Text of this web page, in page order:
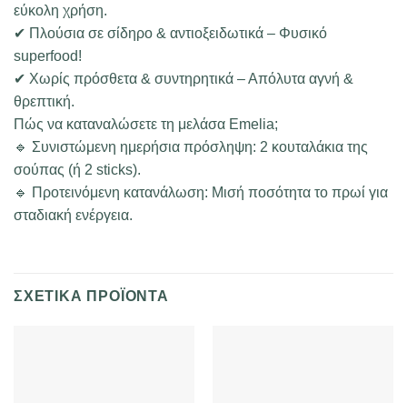
εύκολη χρήση.
✔ Πλούσια σε σίδηρο & αντιοξειδωτικά – Φυσικό
superfood!
✔ Χωρίς πρόσθετα & συντηρητικά – Απόλυτα αγνή &
θρεπτική.
Πώς να καταναλώσετε τη μελάσα Emelia;
🔹 Συνιστώμενη ημερήσια πρόσληψη: 2 κουταλάκια της
σούπας (ή 2 sticks).
🔹 Προτεινόμενη κατανάλωση: Μισή ποσότητα το πρωί για
σταδιακή ενέργεια.
ΣΧΕΤΙΚΆ ΠΡΟΪΌΝΤΑ